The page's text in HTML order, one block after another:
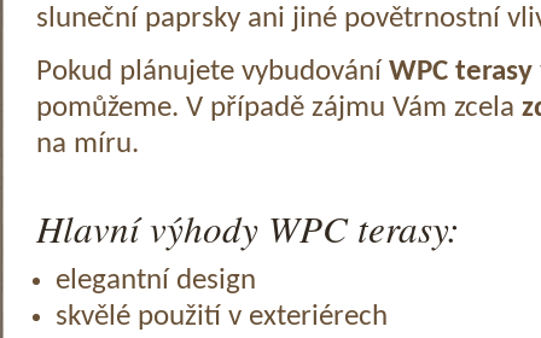
sluneční paprsky ani jiné povětrnostní
Pokud plánujete vybudování WPC terasy
pomůžeme. V případě zájmu Vám zcela
na míru.
Hlavní výhody WPC terasy:
elegantní design
skvělé použití v exteriérech